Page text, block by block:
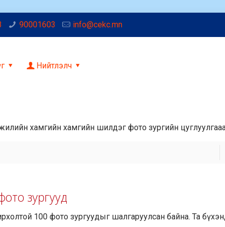
90001603 info@cekc.mn
Нийтлэлч
хамгийн хамгийн шилдэг фото зургийн
зургууд
100 фото зургуудыг шалгаруулсан байна. Та